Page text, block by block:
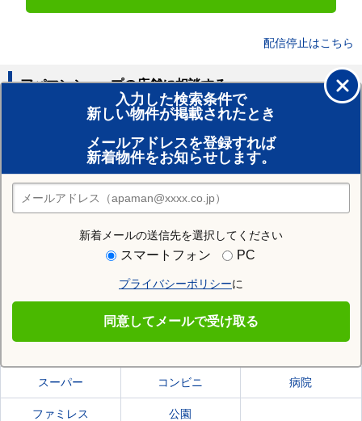
配信停止はこちら
入力した検索条件で
新しい物件が掲載されたとき
メールアドレスを登録すれば
新着物件をお知らせします。
新着メールの送信先を選択してください
スマートフォン PC
プライバシーポリシーに
同意してメールで受け取る
アパマンショップの店舗に相談する
賃貸のプロがお部屋探し！
おまかせ物件リクエスト
住みたい街の店舗を探す
店舗検索
住む街研究所で藤沢市の情報を見る
藤沢市の施設一覧
スーパー コンビニ 病院
ファミレス 公園